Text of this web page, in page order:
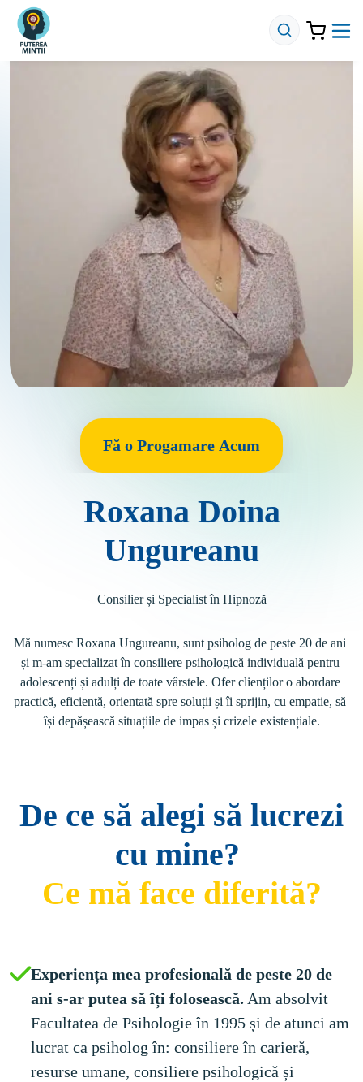
Roxana Doina
Ungureanu
Consilier și Specialist în Hipnoză
Mă numesc Roxana Ungureanu, sunt psiholog de peste 20 de ani
și m-am specializat în consiliere psihologică individuală pentru
adolescenți și adulți de toate vârstele. Ofer clienților o abordare
practică, eficientă, orientată spre soluții și îi sprijin, cu empatie, să
își depășească situațiile de impas și crizele existențiale.
Fă o Progamare Acum
De ce să alegi să lucrezi
cu mine?
Ce mă face diferită?
Experiența mea profesională de peste 20 de
ani s-ar putea să îți folosească. Am absolvit
Facultatea de Psihologie în 1995 și de atunci am
lucrat ca psiholog în: consiliere în carieră,
resurse umane, consiliere psihologică și